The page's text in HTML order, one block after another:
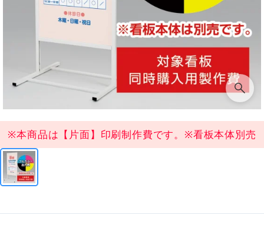
※本商品は【片面】印刷制作費です。※看板本体別売